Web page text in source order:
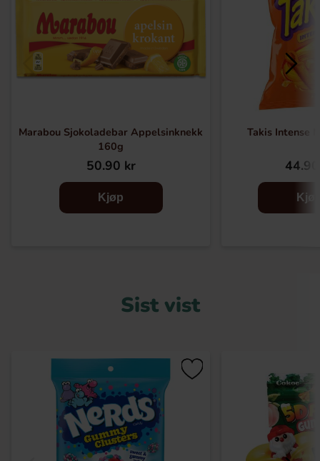
Marabou Sjokoladebar Appelsinknekk
160g
50.90 kr
Kjøp
Takis Intense
Sist vist